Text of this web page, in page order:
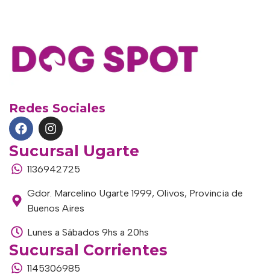
Redes Sociales
Sucursal Ugarte
1136942725
Gdor. Marcelino Ugarte 1999, Olivos, Provincia de
Buenos Aires
Lunes a Sábados 9hs a 20hs
Sucursal Corrientes
1145306985